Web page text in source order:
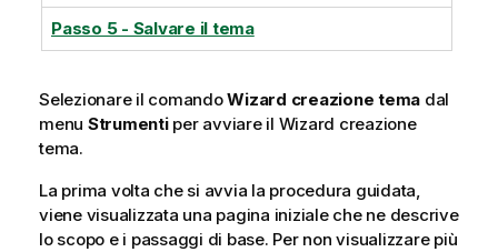
Passo 5 - Salvare il tema
Selezionare il comandoWizard creazione tema dal
menu Strumentiper avviare il Wizard creazione
tema.
La prima volta che si avvia la procedura guidata,
viene visualizzata una pagina iniziale che ne descrive
lo scopo e i passaggi di base. Per non visualizzare più